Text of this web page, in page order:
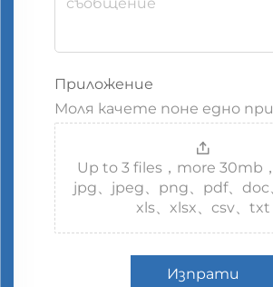
Приложение
Моля качете поне едно
Up to 3 files，more 30mb
jpg、jpeg、png、pdf、doc
xls、xlsx、csv、txt
Изпрати